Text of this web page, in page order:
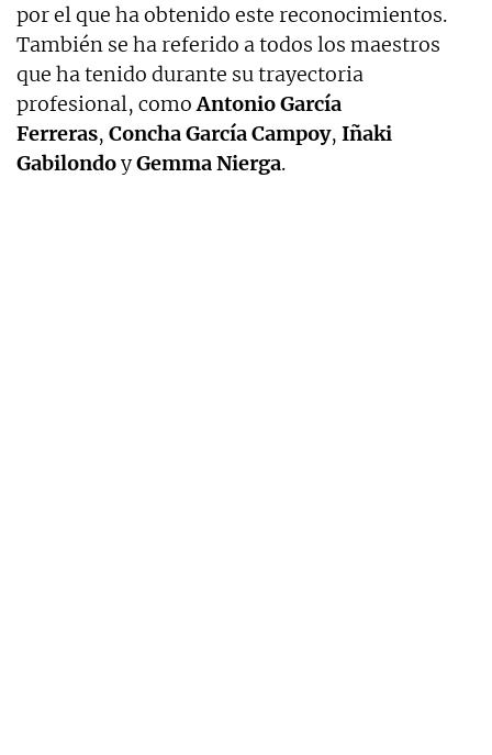
por el que ha obtenido este reconocimientos.
También se ha referido a todos los maestros
que ha tenido durante su trayectoria
profesional, comoAntonio García
Ferreras, Concha García Campoy, Iñaki
GabilondoyGemma Nierga.